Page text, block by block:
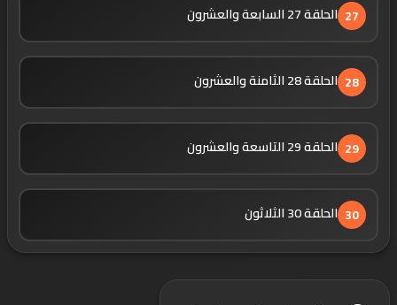
27 الحلقة 27 السابعة والعشرون
28 الحلقة 28 الثامنة والعشرون
29 الحلقة 29 التاسعة والعشرون
30 الحلقة 30 الثلاثون